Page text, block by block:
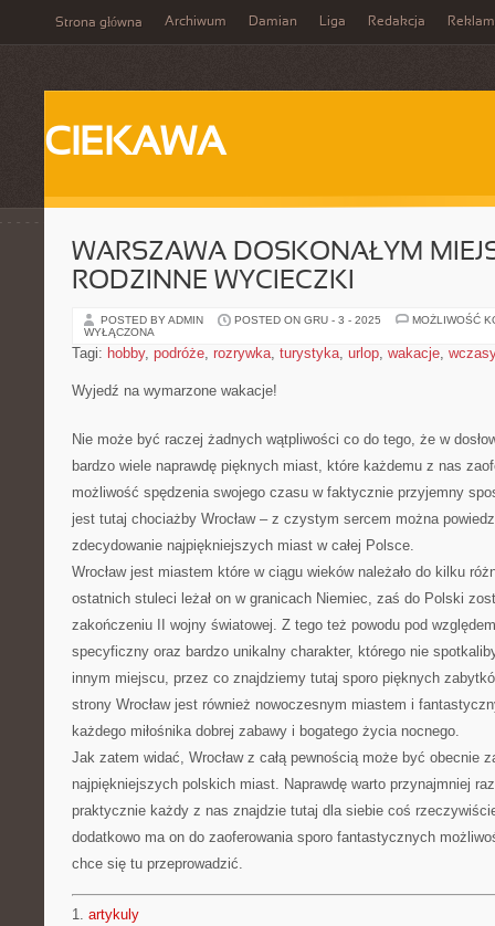
Strona główna Archiwum Damian Liga Redakcja
CIEKAWA
WARSZAWA DOSKONAŁYM
RODZINNE WYCIECZKI
POSTED BY ADMIN POSTED ON GRU - 3 - 2025
MOŻLIWOŚĆ
WYŁĄCZONA
Tagi: hobby, podróże, rozrywka, turystyka, urlop, wakacje,
Wyjedź na wymarzone wakacje!
Nie może być raczej żadnych wątpliwości co do tego, że w
bardzo wiele naprawdę pięknych miast, które każdemu z nas
możliwość spędzenia swojego czasu w faktycznie przyjemny
jest tutaj chociażby Wrocław – z czystym sercem można
zdecydowanie najpiękniejszych miast w całej Polsce.
Wrocław jest miastem które w ciągu wieków należało do kilku
ostatnich stuleci leżał on w granicach Niemiec, zaś do Polski
zakończeniu II wojny światowej. Z tego też powodu pod
specyficzny oraz bardzo unikalny charakter, którego nie
innym miejscu, przez co znajdziemy tutaj sporo pięknych
strony Wrocław jest również nowoczesnym miastem i
każdego miłośnika dobrej zabawy i bogatego życia nocnego.
Jak zatem widać, Wrocław z całą pewnością może być obecnie
najpiękniejszych polskich miast. Naprawdę warto przynajmniej
praktycznie każdy z nas znajdzie tutaj dla siebie coś
dodatkowo ma on do zaoferowania sporo fantastycznych
chce się tu przeprowadzić.
1. artykuly